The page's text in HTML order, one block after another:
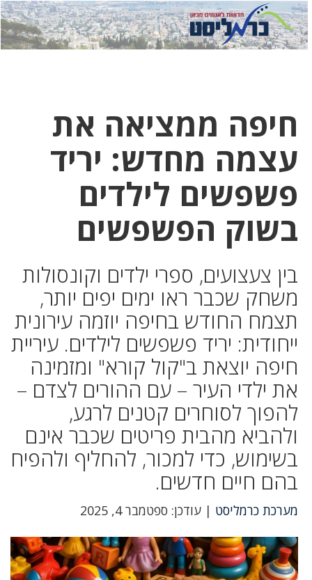
לחץ
כאן
לחץ
כדי
חיפה ממציאה את
עצמה מחדש: יריד
פשפשים לילדים
בשוק הפשפשים
בין צעצועים, ספרי ילדים וקונסולות
משחק שכבר ראו ימים יפים יותר,
תצמח החודש בחיפה יוזמה עירונית
ייחודית: יריד פשפשים לילדים. עיריית
חיפה יוצאת ב"קול קורא" ומזמינה
את ילדי העיר – עם ההורים לצדם –
להפוך לסוחרים קטנים לרגע,
ולהביא מהבית פריטים שכבר אינם
בשימוש, כדי למכור, להחליף ולהפיח
בהם חיים חדשים.
מערכת כרמליסט | עודכן: ספטמבר 4, 2025